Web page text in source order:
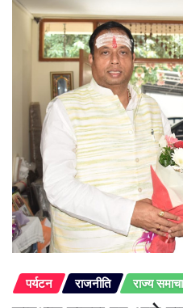
पर्यटन राजनीति राज्य